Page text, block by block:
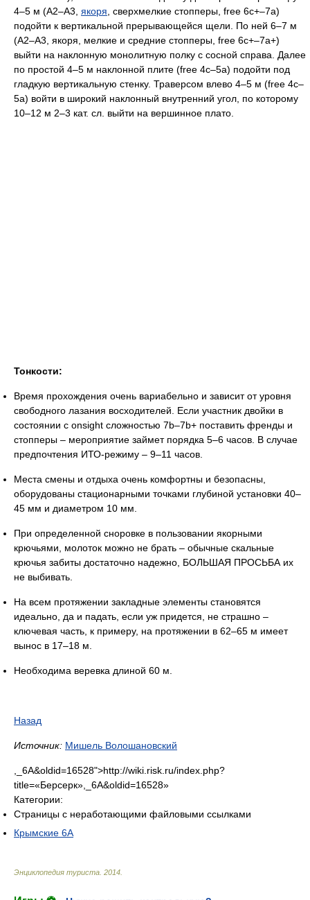
4–5 м (А2–А3, якоря , сверхмелкие стопперы, free 6с+–7а)
подойти к вертикальной прерывающейся щели. По ней 6–7 м
(А2–А3, якоря, мелкие и средние стопперы, free 6с+–7а+)
выйти на наклонную монолитную полку с сосной справа. Далее
по простой 4–5 м наклонной плите (free 4c–5а) подойти под
гладкую вертикальную стенку. Траверсом влево 4–5 м (free 4с–
5а) войти в широкий наклонный внутренний угол, по которому
10–12 м 2–3 кат. сл. выйти на вершинное плато.
Тонкости:
Время прохождения очень вариабельно и зависит от уровня
свободного лазания восходителей. Если участник двойки в
состоянии с onsight сложностью 7b–7b+ поставить френды и
стопперы – мероприятие займет порядка 5–6 часов. В случае
предпочтения ИТО-режиму – 9–11 часов.
Места смены и отдыха очень комфортны и безопасны,
оборудованы стационарными точками глубиной установки 40–
45 мм и диаметром 10 мм.
При определенной сноровке в пользовании якорными
крючьями, молоток можно не брать – обычные скальные
крючья забиты достаточно надежно, БОЛЬШАЯ ПРОСЬБА их
не выбивать.
На всем протяжении закладные элементы становятся
идеально, да и падать, если уж придется, не страшно –
ключевая часть, к примеру, на протяжении в 62–65 м имеет
вынос в 17–18 м.
Необходима веревка длиной 60 м.
Назад
Источник: Мишель Волошановский
,_6А&oldid=16528">http://wiki.risk.ru/index.php?
title=«Берсерк»,_6А&oldid=16528»
Категории:
Страницы с неработающими файловыми ссылками
Крымские 6А
Энциклопедия туриста 2014